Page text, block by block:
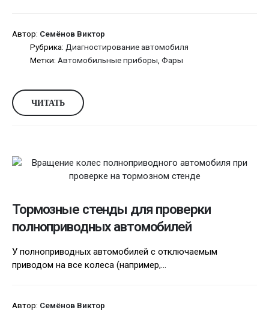
Автор: Семёнов Виктор
Рубрика: Диагностирование автомобиля
Метки: Автомобильные приборы Фары
ЧИТАТЬ
Тормозные стенды для проверки
полноприводных автомобилей
У полноприводных автомобилей с отключаемым
приводом на все колеса (например,...
Автор: Семёнов Виктор